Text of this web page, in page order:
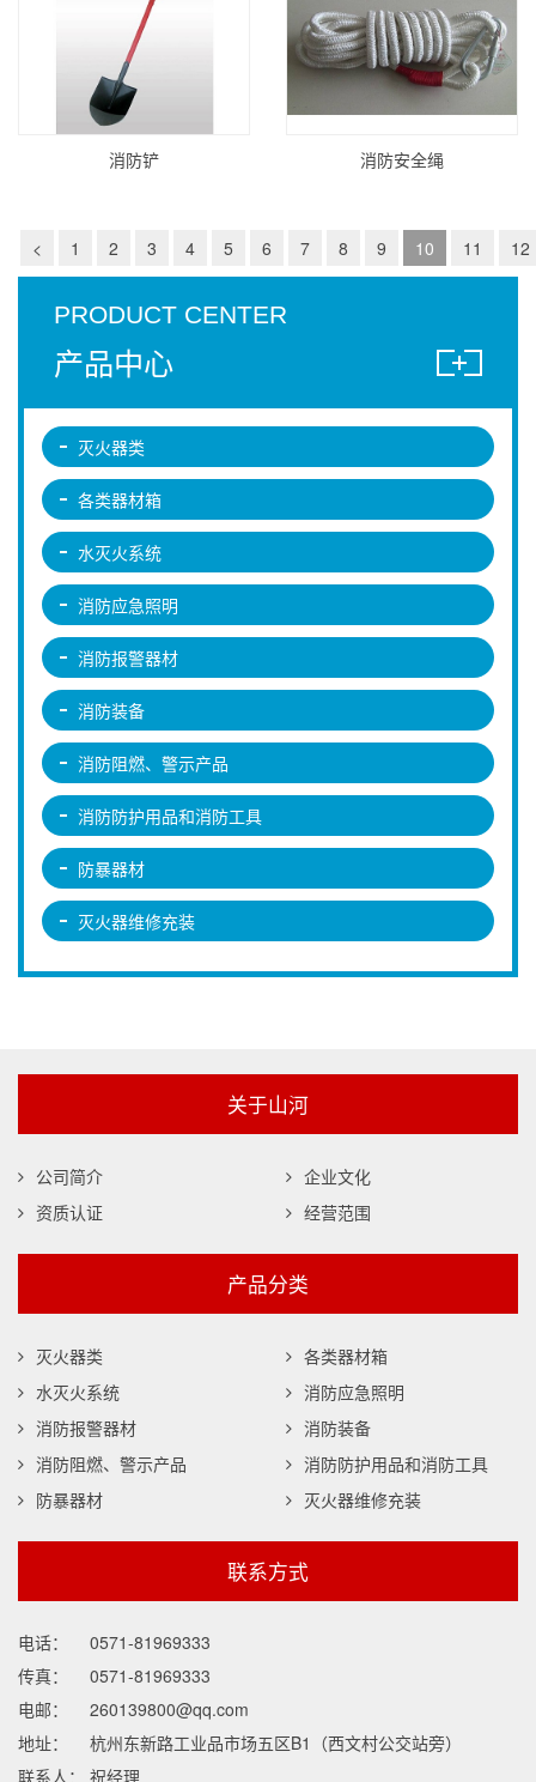
消防铲 消防安全绳
< 1 2 3 4 5 6 7 8 9 10 11 12
PRODUCT CENTER
产品中心
灭火器类
各类器材箱
水灭火系统
消防应急照明
消防报警器材
消防装备
消防阻燃、警示产品
消防防护用品和消防工具
防暴器材
灭火器维修充装
关于山河
公司简介
企业文化
资质认证
经营范围
产品分类
灭火器类
各类器材箱
水灭火系统
消防应急照明
消防报警器材
消防装备
消防阻燃、警示产品
消防防护用品和消防工具
防暴器材
灭火器维修充装
联系方式
电话：
0571-81969333
传真：
0571-81969333
电邮：
260139800@qq.com
地址：
杭州东新路工业品市场五区B1（西文村公交站旁）
联系人：
祝经理